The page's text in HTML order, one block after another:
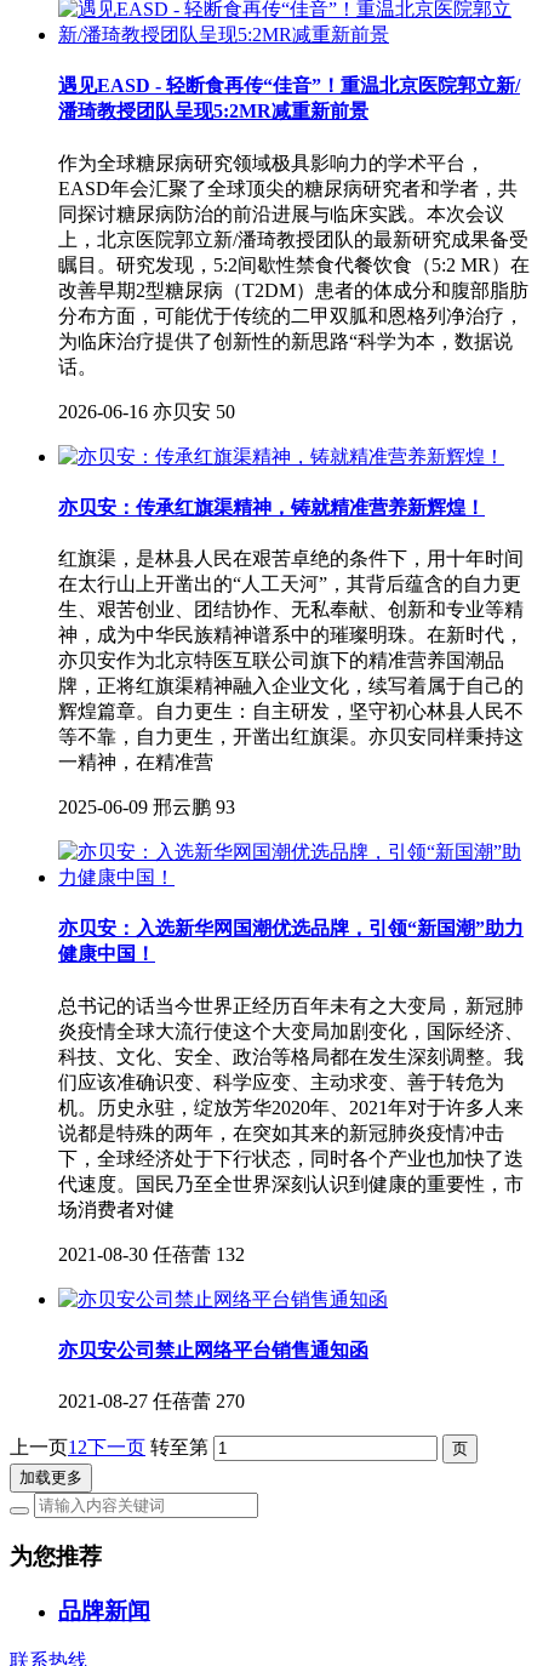
遇见EASD - 轻断食再传“佳音”！重温北京医院郭立新/
潘琦教授团队呈现5:2MR减重新前景
作为全球糖尿病研究领域极具影响力的学术平台，
EASD年会汇聚了全球顶尖的糖尿病研究者和学者，共
同探讨糖尿病防治的前沿进展与临床实践。本次会议
上，北京医院郭立新/潘琦教授团队的最新研究成果备受
瞩目。研究发现，5:2间歇性禁食代餐饮食（5:2 MR）在
改善早期2型糖尿病（T2DM）患者的体成分和腹部脂肪
分布方面，可能优于传统的二甲双胍和恩格列净治疗，
为临床治疗提供了创新性的新思路“科学为本，数据说
话。
2026-06-16 亦贝安 50
亦贝安：传承红旗渠精神，铸就精准营养新辉煌！
红旗渠，是林县人民在艰苦卓绝的条件下，用十年时间
在太行山上开凿出的“人工天河”，其背后蕴含的自力更
生、艰苦创业、团结协作、无私奉献、创新和专业等精
神，成为中华民族精神谱系中的璀璨明珠。在新时代，
亦贝安作为北京特医互联公司旗下的精准营养国潮品
牌，正将红旗渠精神融入企业文化，续写着属于自己的
辉煌篇章。自力更生：自主研发，坚守初心林县人民不
等不靠，自力更生，开凿出红旗渠。亦贝安同样秉持这
一精神，在精准营
2025-06-09 邢云鹏 93
亦贝安：入选新华网国潮优选品牌，引领“新国潮”助力
健康中国！
总书记的话当今世界正经历百年未有之大变局，新冠肺
炎疫情全球大流行使这个大变局加剧变化，国际经济、
科技、文化、安全、政治等格局都在发生深刻调整。我
们应该准确识变、科学应变、主动求变、善于转危为
机。历史永驻，绽放芳华2020年、2021年对于许多人来
说都是特殊的两年，在突如其来的新冠肺炎疫情冲击
下，全球经济处于下行状态，同时各个产业也加快了迭
代速度。国民乃至全世界深刻认识到健康的重要性，市
场消费者对健
2021-08-30 任蓓蕾 132
亦贝安公司禁止网络平台销售通知函
2021-08-27 任蓓蕾 270
上一页1 2下一页 转至第
加载更多
为您推荐
品牌新闻
联系热线